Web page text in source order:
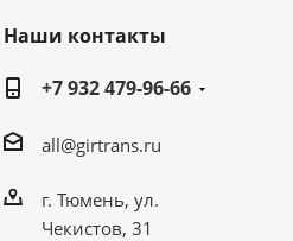
Наши контакты
+7 932 479-96-66
all@girtrans.ru
г. Тюмень, ул.
Чекистов, 31